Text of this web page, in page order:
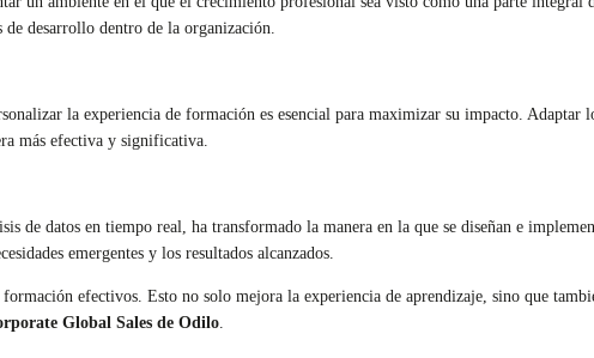
desarrollo dentro de la organización.
la experiencia de formación es esencial para maximizar su impacto. Adaptar
más efectiva y significativa.
datos en tiempo real, ha transformado la manera en la que se diseñan e
emergentes y los resultados alcanzados.
efectivos. Esto no solo mejora la experiencia de aprendizaje, sino que
Global Sales de Odilo